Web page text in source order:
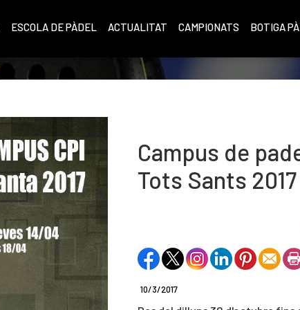
ESCOLA DE PÀDEL ACTUALITAT CAMPIONATS
BOTIGA
Campus de
Tots Sants 2017
10/3/2017